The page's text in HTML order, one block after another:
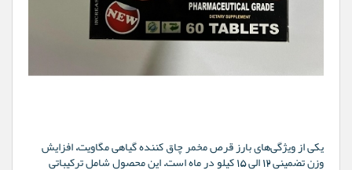
یکی از ویژگی‌های بارز قرص مخمر چاق کننده گیاهی مگاویت، افزایش
وزن تضمینی 12 الی 15 کیلو در ماه است. این محصول شامل ترکیباتی